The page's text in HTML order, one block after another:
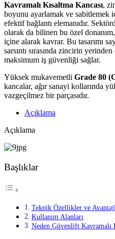
Kavramalı Kısaltma Kancası,
boyunu ayarlamak ve sabitlemek
efektif bağlantı elemanıdır.
olarak da bilinen bu özel
içine alarak kavrar. Bu tasarımı
sarsıntı sırasında zincirin
maksimum iş güvenliği sağlar.
Yüksek mukavemetli Grade 80
kancalar, ağır sanayi kollarında
vazgeçilmez bir parçasıdır.
Açıklama
Açıklama
Başlıklar
Teknik Özellikler ve
Kullanım Alanları
Neden Güvenlift Kavramalı